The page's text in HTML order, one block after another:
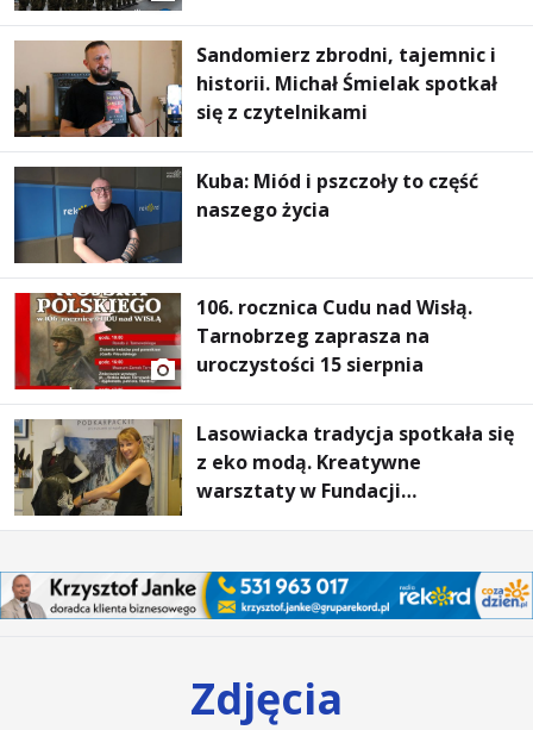
Sandomierz zbrodni, tajemnic i
historii. Michał Śmielak spotkał
się z czytelnikami
Kuba: Miód i pszczoły to część
naszego życia
106. rocznica Cudu nad Wisłą.
Tarnobrzeg zaprasza na
uroczystości 15 sierpnia
Lasowiacka tradycja spotkała się
z eko modą. Kreatywne
warsztaty w Fundacji
Zdjęcia